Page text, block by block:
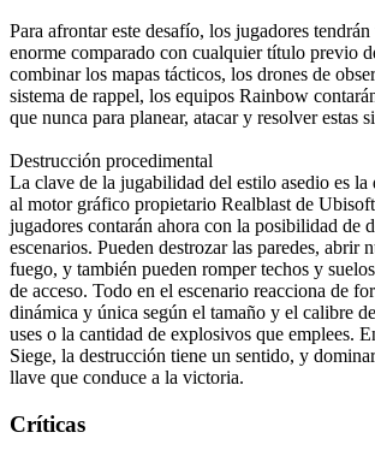
Para afrontar este desafío, los jugadores
enorme comparado con cualquier título previo
combinar los mapas tácticos, los drones de
sistema de rappel, los equipos Rainbow
que nunca para planear, atacar y resolver estas
Destrucción procedimental
La clave de la jugabilidad del estilo asedio es la
al motor gráfico propietario Realblast de
jugadores contarán ahora con la posibilidad de
escenarios. Pueden destrozar las paredes, abrir
fuego, y también pueden romper techos y
de acceso. Todo en el escenario reacciona de
dinámica y única según el tamaño y el calibre
uses o la cantidad de explosivos que emplees.
Siege, la destrucción tiene un sentido, y
llave que conduce a la victoria.
Críticas